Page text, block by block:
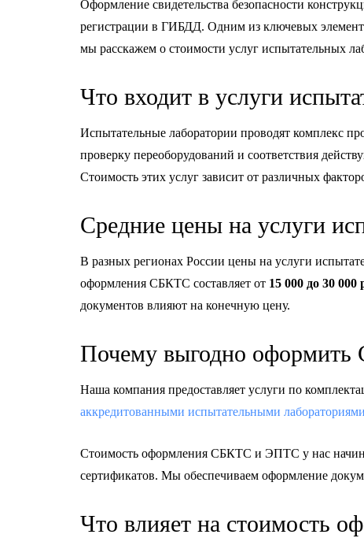
Оформление свидетельства безопасности
регистрации в ГИБДД. Одним из ключевых
мы расскажем о стоимости услуг испытательных
Что входит в услуги
Испытательные лаборатории проводят комплекс
проверку переоборудований и соответствия
Стоимость этих услуг зависит от различных
Средние цены на услуги
В разных регионах России цены на услуги
оформления СБКТС составляет от 15 000 до 30 000
документов влияют на конечную цену.
Почему выгодно
Наша компания предоставляет услуги по
аккредитованными испытательными лабораториями
Стоимость оформления СБКТС и ЭПТС у нас
сертификатов. Мы обеспечиваем оформление
Что влияет на стоимость